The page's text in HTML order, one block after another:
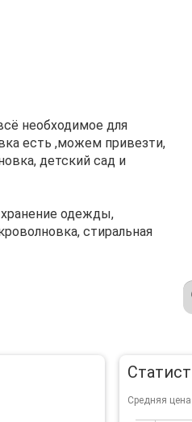
необходимое для
есть ,можем привезти,
детский сад и
одежды,
стиральная
Средняя